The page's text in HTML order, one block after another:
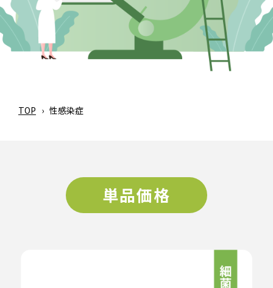
TOP › 性感染症
単品価格